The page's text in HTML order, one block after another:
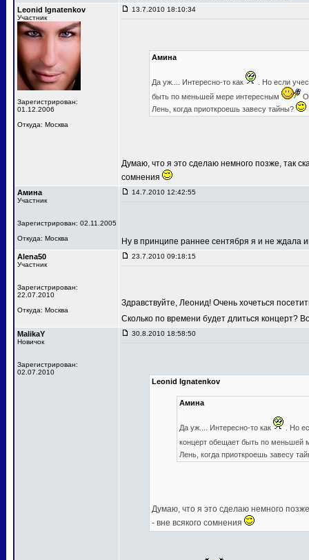
Leonid Ignatenkov
Участник
Зарегистрирован:
01.12.2006
Откуда: Москва
13.7.2010 18:10:34
Амина
Да уж.... Интересно-то как
. Но если
быть по меньшей мере интересным
Лень, когда приоткроешь завесу тайны?
Думаю, что я это сделаю немного позже, так
сомнения
Амина
Участник
Зарегистрирован: 02.11.2005
Откуда: Москва
14.7.2010 12:42:55
Ну в принципе раннее сентября я и не
Alena50
Участник
Зарегистрирован:
22.07.2010
Откуда: Москва
23.7.2010 09:18:15
Здравствуйте, Леонид! Очень хочеться
Сколько по времени будет длиться концерт?
MalikaY
Новичок
Зарегистрирован:
02.07.2010
30.8.2010 18:58:50
Leonid Ignatenkov
Амина
Да уж.... Интересно-то как
. Но
концерт обещает быть по меньшей
Лень, когда приоткроешь завесу
Думаю, что я это сделаю немного
- вне всякого сомнения